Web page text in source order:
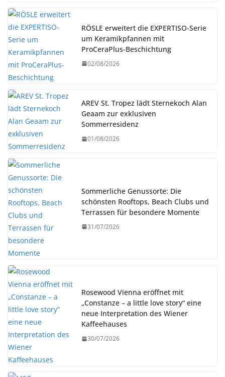
RÖSLE erweitert die EXPERTISO-Serie
um Keramikpfannen mit
ProCeraPlus-Beschichtung
02/08/2026
AREV St. Tropez lädt Sternekoch Alan
Geaam zur exklusiven
Sommerresidenz
01/08/2026
Sommerliche Genussorte: Die
schönsten Rooftops, Beach Clubs und
Terrassen für besondere Momente
31/07/2026
Rosewood Vienna eröffnet mit
„Constanze – a little love story“ eine
neue Interpretation des Wiener
Kaffeehauses
30/07/2026